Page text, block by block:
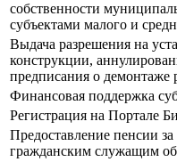
собственности
субъектами малого и
Выдача разрешения на
конструкции,
предписания о демонтаже
Финансовая поддержка
Регистрация на Портале
Предоставление пенсии
гражданским служащим